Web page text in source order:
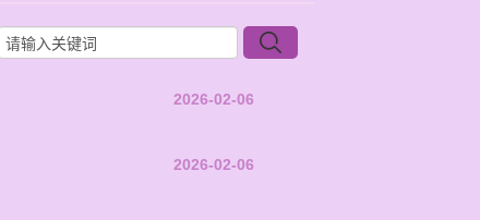
2026-02-06
2026-02-06